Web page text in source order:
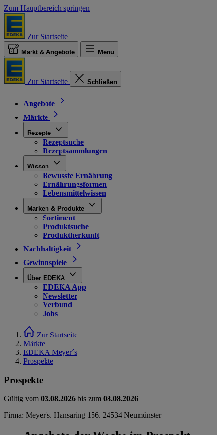
Zum Hauptbereich springen
Zur Startseite
Markt & Angebote Menü
Zur Startseite Schließen
Angebote
Märkte
Rezepte
Rezeptsuche
Rezeptsammlungen
Wissen
Bewusste Ernährung
Ernährungsformen
Lebensmittelwissen
Marken & Produkte
Sortiment
Produktsuche
Produktherkunft
Nachhaltigkeit
Gewinnspiele
Über EDEKA
EDEKA App
Newsletter
Verbund
Jobs
Zur Startseite
Märkte
EDEKA Meyer´s
Prospekte
Prospekte
Gültig vom 03.08.2026 bis zum 08.08.2026.
Firma: Meyer's, Hansaring 156, 24534 Neumünster